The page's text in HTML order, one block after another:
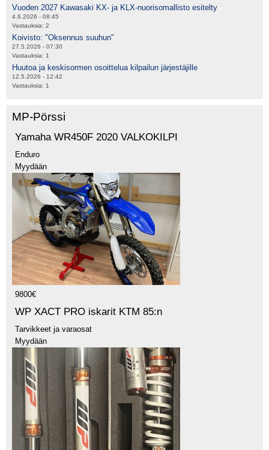
Vuoden 2027 Kawasaki KX- ja KLX-nuorisomallisto esitelty
4.6.2026 - 08:45
Vastauksia: 2
Koivisto: "Oksennus suuhun"
27.5.2026 - 07:30
Vastauksia: 1
Huutoa ja keskisormen osoittelua kilpailun järjestäjille
12.5.2026 - 12:42
Vastauksia: 1
MP-Pörssi
Yamaha WR450F 2020 VALKOKILPI
Enduro
Myydään
9800€
WP XACT PRO iskarit KTM 85:n
Tarvikkeet ja varaosat
Myydään